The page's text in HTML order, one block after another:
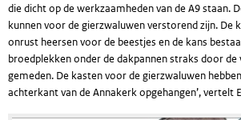
die dicht op de werkzaamheden van de A9 staan.
kunnen voor de gierzwaluwen verstorend zijn. De
onrust heersen voor de beestjes en de kans
broedplekken onder de dakpannen straks door de
gemeden. De kasten voor de gierzwaluwen
achterkant van de Annakerk opgehangen’, vertelt